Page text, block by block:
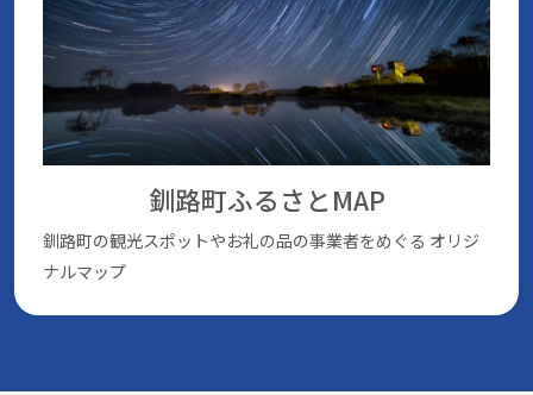
釧路町ふるさとMAP
釧路町の観光スポットやお礼の品の事業者をめぐる オリジ
ナルマップ